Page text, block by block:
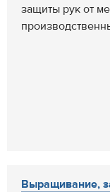
защиты рук от
Выращивание,